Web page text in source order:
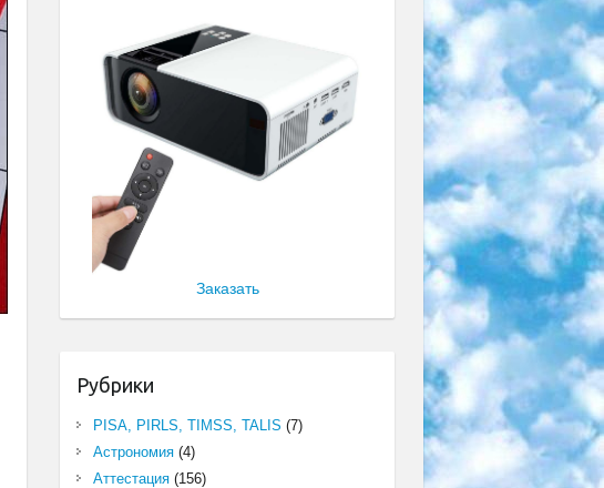
Заказать
Рубрики
PISA, PIRLS, TIMSS, TALIS (7)
Астрономия(4)
Аттестация(156)